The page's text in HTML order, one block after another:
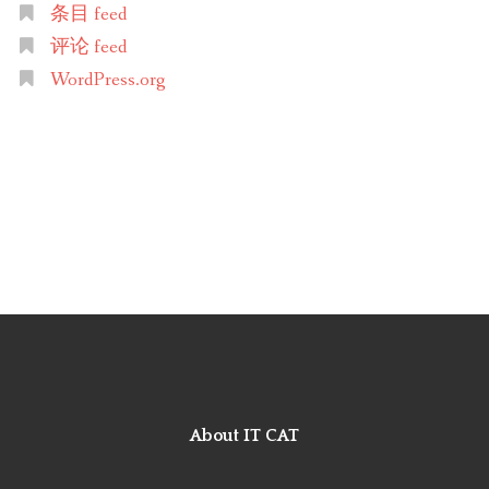
条目 feed
评论 feed
WordPress.org
About IT CAT